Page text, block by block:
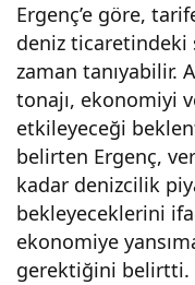
Ergenç’e göre,
deniz ticaretindeki
zaman tanıyabilir.
tonajı, ekonomiyi
etkileyeceği
belirten Ergenç,
kadar denizcilik
bekleyeceklerini
ekonomiye
gerektiğini belirtti.